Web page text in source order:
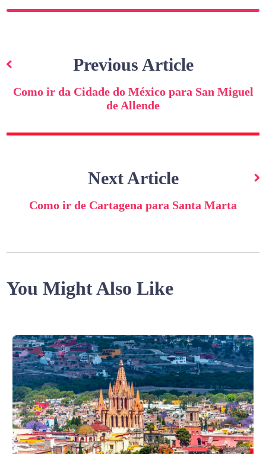
de
artigos
Previous Article
Como ir da Cidade do México para San Miguel
de Allende
Next Article
Como ir de Cartagena para Santa Marta
You Might Also Like